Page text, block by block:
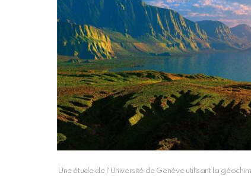
Une étude de l'Université de Genève utilisant la